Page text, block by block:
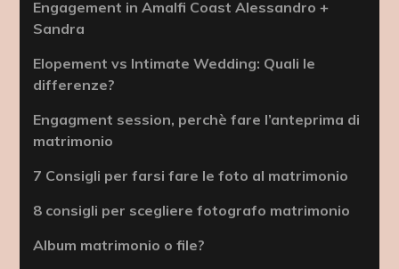
Engagement in Amalfi Coast Alessandro +
Sandra
Elopement vs Intimate Wedding: Quali le
differenze?
Engagment session, perchè fare l’anteprima di
matrimonio
7 Consigli per farsi fare le foto al matrimonio
8 consigli per scegliere fotografo matrimonio
Album matrimonio o file?